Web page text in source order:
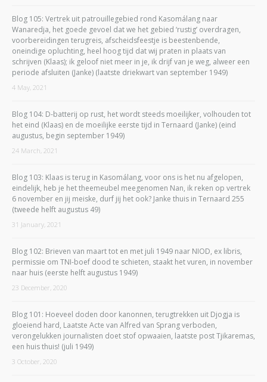
Blog 105: Vertrek uit patrouillegebied rond Kasomálang naar
Wanaredja, het goede gevoel dat we het gebied ‘rustig’ overdragen,
voorbereidingen terugreis, afscheidsfeestje is beestenbende,
oneindige opluchting, heel hoog tijd dat wij praten in plaats van
schrijven (Klaas); ik geloof niet meer in je, ik drijf van je weg, alweer een
periode afsluiten (Janke) (laatste driekwart van september 1949)
4 May, 2021
Blog 104: D-batterij op rust, het wordt steeds moeilijker, volhouden tot
het eind (Klaas) en de moeilijke eerste tijd in Ternaard (Janke) (eind
augustus, begin september 1949)
24 March, 2021
Blog 103: Klaas is terug in Kasomálang, voor ons is het nu afgelopen,
eindelijk, heb je het theemeubel meegenomen Nan, ik reken op vertrek
6 november en jij meiske, durf jij het ook? Janke thuis in Ternaard 255
(tweede helft augustus 49)
31 January, 2021
Blog 102: Brieven van maart tot en met juli 1949 naar NIOD, ex libris,
permissie om TNI-boef dood te schieten, staakt het vuren, in november
naar huis (eerste helft augustus 1949)
23 December, 2020
Blog 101: Hoeveel doden door kanonnen, terugtrekken uit Djogja is
gloeiend hard, Laatste Acte van Alfred van Sprang verboden,
verongelukken journalisten doet stof opwaaien, laatste post Tjikaremas,
een huis thuis! (juli 1949)
3 October, 2020